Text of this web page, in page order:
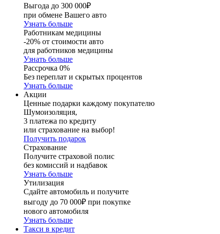
Выгода до 300 000₽
при обмене Вашего авто
Узнать больше
Работникам медицины
-20% от стоимости авто
для работников медицины
Узнать больше
Рассрочка 0%
Без переплат и скрытых процентов
Узнать больше
Акции
Ценные подарки каждому покупателю
Шумоизоляция,
3 платежа по кредиту
или страхование на выбор!
Получить подарок
Страхование
Получите страховой полис
без комиссий и надбавок
Узнать больше
Утилизация
Сдайте автомобиль и получите
выгоду до 70 000₽ при покупке
нового автомобиля
Узнать больше
Такси в кредит